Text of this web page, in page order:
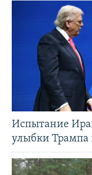
Испытание
улыбки